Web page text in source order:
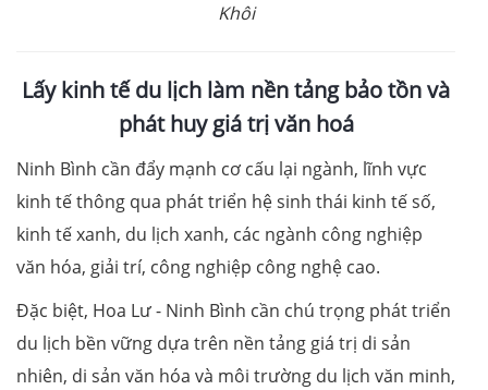
Khôi
Lấy kinh tế du lịch làm nền tảng bảo tồn và
phát huy giá trị văn hoá
Ninh Bình cần đẩy mạnh cơ cấu lại ngành, lĩnh vực
kinh tế thông qua phát triển hệ sinh thái kinh tế số,
kinh tế xanh, du lịch xanh, các ngành công nghiệp
văn hóa, giải trí, công nghiệp công nghệ cao.
Đặc biệt, Hoa Lư - Ninh Bình cần chú trọng phát triển
du lịch bền vững dựa trên nền tảng giá trị di sản
nhiên, di sản văn hóa và môi trường du lịch văn minh,